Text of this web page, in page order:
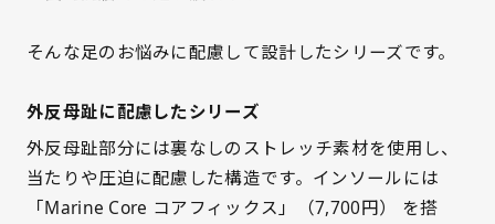
そんな足のお悩みに配慮して設計したシリーズです。
外反母趾に配慮したシリーズ
外反母趾部分には裏なしのストレッチ素材を使用し、
当たりや圧迫に配慮した構造です。インソールには
「Marine Core コアフィックス」（7,700円） を搭